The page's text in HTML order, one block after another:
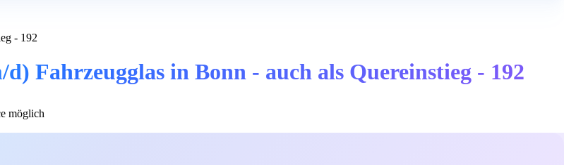
- 192
Fahrzeugglas in Bonn - auch als Quereinstieg - 192
möglich